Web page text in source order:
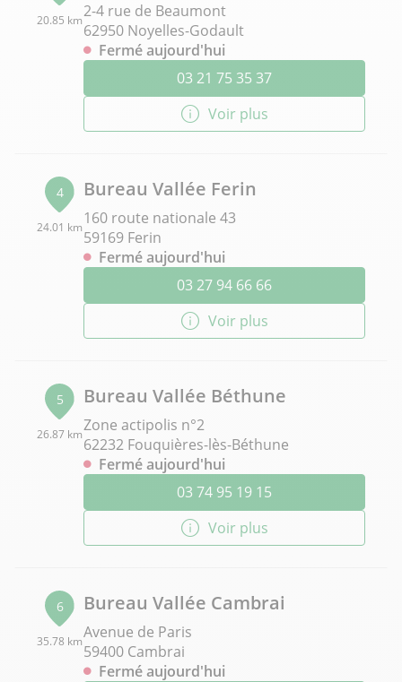
20.85 km2-4 rue de Beaumont
62950 Noyelles-Godault
Fermé aujourd'hui
03 21 75 35 37
Voir plus
4
24.01 km
Bureau Vallée Ferin
160 route nationale 43
59169 Ferin
Fermé aujourd'hui
03 27 94 66 66
Voir plus
5
26.87 km
Bureau Vallée Béthune
Zone actipolis n°2
62232 Fouquières-lès-Béthune
Fermé aujourd'hui
03 74 95 19 15
Voir plus
6
35.78 km
Bureau Vallée Cambrai
Avenue de Paris
59400 Cambrai
Fermé aujourd'hui